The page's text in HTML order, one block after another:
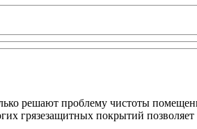
решают проблему чистоты
грязезащитных покрытий